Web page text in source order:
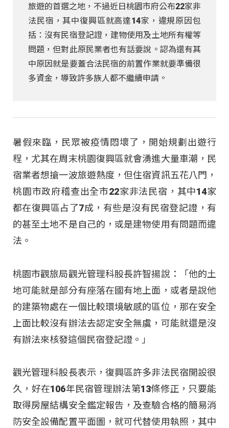
旅遊的首選之地，不過近日桃園市府公布22家非
法民宿，其中復興區就高達14家，違規原因包
括：沒有民宿登記證，建物使用及土地所有權等
問題，但對此原民業者也有話要說。認為還有其
中原因就是要蓋合法民宿的前置作業就要準備很
多資金，導致許多族人都不繼續申請。
暑假來臨，民眾被疫情悶壞了，開始規劃出遊行
程，尤其在周末桃園復興區就會湧進大量車潮，民
宿業者想搶一波旅遊熱度，但住宿資訊五花八門，
桃園市政府稽查出全市22家非法民宿，其中14家
都在復興區占了7成，有些是沒有民宿登記證，有
的甚至土地不是自己的，或是建物使用有問題而違
法。
桃園市觀旅局觀光管理科股長許智揚說：「他的土
地可能就是部分有座落在國有地上面，或者是說他
的建築物處在一個比較環境敏感的區位，那在安全
上面比較沒有辦法去認定安全無虞，可能就還是沒
有辦法來核發這個民宿登記證。」
觀光管理科股長表示，復興區許多非法民宿開設很
久，好在106年民宿管理辦法第13條修正，只要能
取得房屋結構安全鑑定報告，及查驗合格的簡易消
防安全設備配置平面圖，就可代替使用執照，其中